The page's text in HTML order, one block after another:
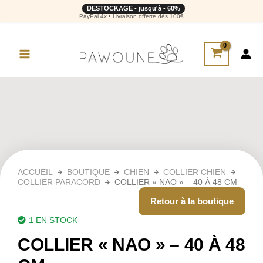
DESTOCKAGE - jusqu'à - 60%
PayPal 4x • Livraison offerte dès 100€
ACCUEIL BOUTIQUE CHIEN
COLLIER CHIEN
COLLIER PARACORD
COLLIER « NAO » – 40 À 48 CM
Retour à la boutique
1 EN STOCK
COLLIER « NAO » – 40 À 48